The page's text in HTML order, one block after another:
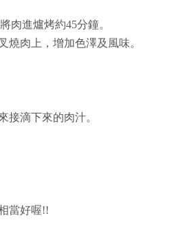
肉進爐烤約45分鐘。
燒肉上，增加色澤及風味。
接滴下來的肉汁。
當好喔!!